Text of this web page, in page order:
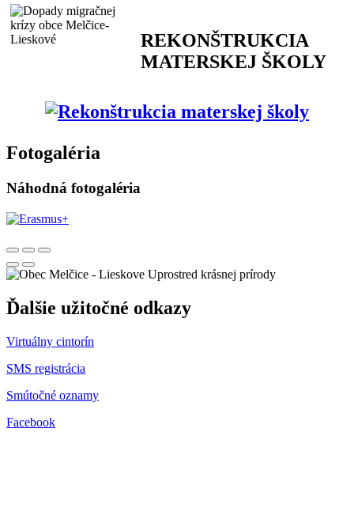
REKONŠTRUKCIA
MATERSKEJ ŠKOLY
Fotogaléria
Náhodná fotogaléria
Uprostred krásnej prírody
Ďalšie užitočné odkazy
Virtuálny cintorín
SMS registrácia
Smútočné oznamy
Facebook